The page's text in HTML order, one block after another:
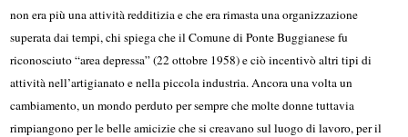
non era più una attività redditizia e che era rimasta una organizzazione
superata dai tempi, chi spiega che il Comune di Ponte Buggianese fu
riconosciuto “area depressa” (22 ottobre 1958) e ciò incentivò altri tipi di
attività nell’artigianato e nella piccola industria. Ancora una volta un
cambiamento, un mondo perduto per sempre che molte donne tuttavia
rimpiangono per le belle amicizie che si creavano sul luogo di lavoro, per il